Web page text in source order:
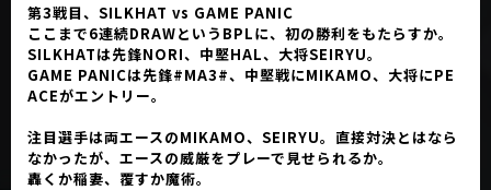
第3戦目、SILKHAT vs GAME PANIC
ここまで6連続DRAWというBPLに、初の勝利をもたらすか。
SILKHATは先鋒NORI、中堅HAL、大将SEIRYU。
GAME PANICは先鋒#MA3#、中堅戦にMIKAMO、大将にPE
ACEがエントリー。
注目選手は両エースのMIKAMO、SEIRYU。直接対決とはなら
なかったが、エースの威厳をプレーで見せられるか。
轟くか稲妻、覆すか魔術。